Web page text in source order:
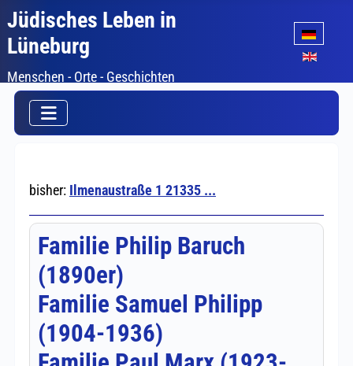
Jüdisches Leben in
Lüneburg
Menschen - Orte - Geschichten
Sprache